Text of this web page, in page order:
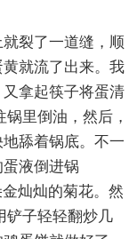
裂了一道缝，顺
就流了出来。我
拿起筷子将蛋清
里倒油，然后，
舔着锅底。不一
液倒进锅
灿灿的菊花。然
铲子轻轻翻炒几